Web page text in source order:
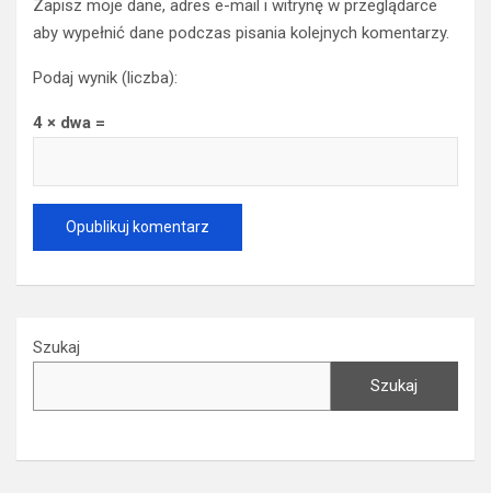
Zapisz moje dane, adres e-mail i witrynę w przeglądarce
aby wypełnić dane podczas pisania kolejnych komentarzy.
Podaj wynik (liczba):
4 × dwa =
Szukaj
Szukaj